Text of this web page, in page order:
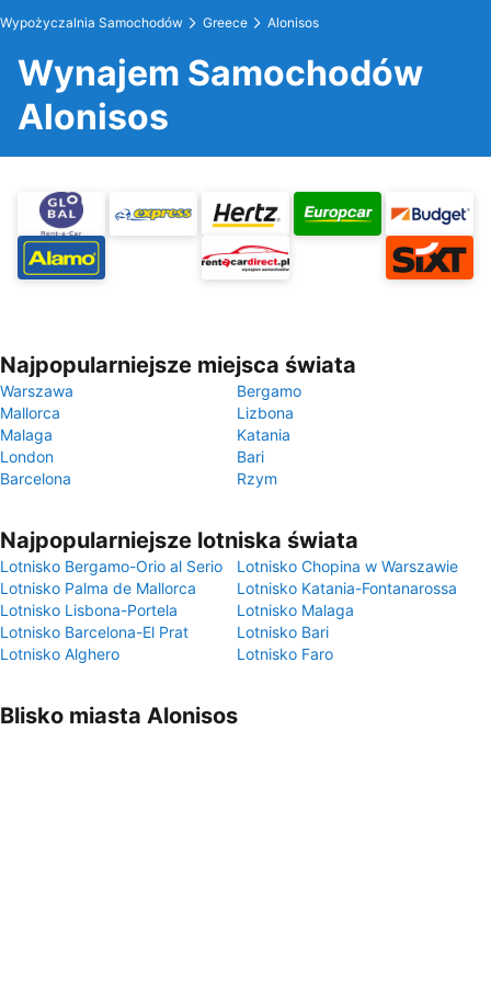
Wypożyczalnia Samochodów Greece Alonisos
Wynajem Samochodów
Alonisos
Najpopularniejsze miejsca świata
Warszawa
Bergamo
Mallorca
Lizbona
Malaga
Katania
London
Bari
Barcelona
Rzym
Najpopularniejsze lotniska świata
Lotnisko Bergamo-Orio al Serio
Lotnisko Chopina w Warszawie
Lotnisko Palma de Mallorca
Lotnisko Katania-Fontanarossa
Lotnisko Lisbona-Portela
Lotnisko Malaga
Lotnisko Barcelona-El Prat
Lotnisko Bari
Lotnisko Alghero
Lotnisko Faro
Blisko miasta Alonisos